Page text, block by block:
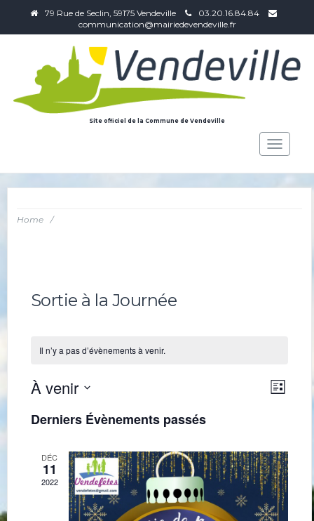
79 Rue de Seclin, 59175 Vendeville
03.20.16.84.84
communication@mairiedevendeville.fr
Site officiel de la Commune de Vendeville
Toggle
Home /
Sortie à la Journée
Il n’y a pas d’évènements à venir.
Liste
À venir
une
date.
Derniers Évènements passés
DÉC
11
2022